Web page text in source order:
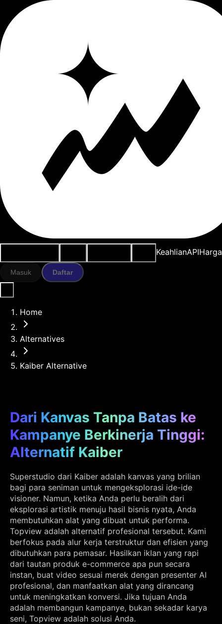
KeahlianAPIHarga
Masuk Daftar
Home
Alternatives
Kaiber Alternative
Dari Kanvas Tanpa Batas ke
Kampanye Berkinerja Tinggi:
Alternatif Kaiber
Superstudio dari Kaiber adalah kanvas yang brilian
bagi para seniman untuk mengeksplorasi ide-ide
visioner. Namun, ketika Anda perlu beralih dari
eksplorasi artistik menuju hasil bisnis nyata, Anda
membutuhkan alat yang dibuat untuk performa.
Topview adalah alternatif profesional tersebut. Kami
berfokus pada alur kerja terstruktur dan efisien yang
dibutuhkan para pemasar. Hasilkan iklan yang rapi
dari tautan produk e-commerce apa pun secara
instan, buat video sesuai merek dengan presenter AI
profesional, dan manfaatkan alat yang dirancang
untuk meningkatkan konversi. Jika tujuan Anda
adalah membangun kampanye, bukan sekadar karya
seni, Topview adalah solusi Anda.